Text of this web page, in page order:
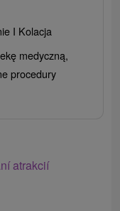
I Kolacja
medyczną,
procedury
atrakcií